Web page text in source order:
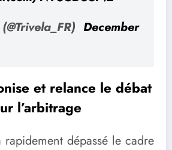
December
et relance le débat
l’arbitrage
dépassé le cadre